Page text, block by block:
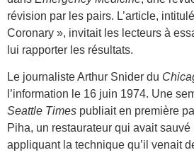
révision par les pairs. L’article,
Coronary », invitait les lecteurs à
lui rapporter les résultats.
Le journaliste Arthur Snider du
l’information le 16 juin 1974. Une
Seattle Times publiait en première
Piha, un restaurateur qui avait
appliquant la technique qu’il venait